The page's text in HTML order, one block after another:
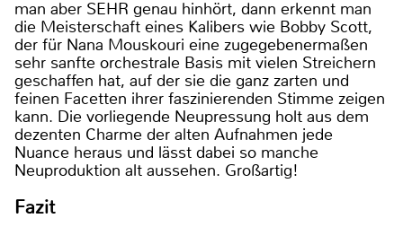
man aber SEHR genau hinhört, dann erkennt man
die Meisterschaft eines Kalibers wie Bobby Scott,
der für Nana Mouskouri eine zugegebenermaßen
sehr sanfte orchestrale Basis mit vielen Streichern
geschaffen hat, auf der sie die ganz zarten und
feinen Facetten ihrer faszinierenden Stimme zeigen
kann. Die vorliegende Neupressung holt aus dem
dezenten Charme der alten Aufnahmen jede
Nuance heraus und lässt dabei so manche
Neuproduktion alt aussehen. Großartig!
Fazit